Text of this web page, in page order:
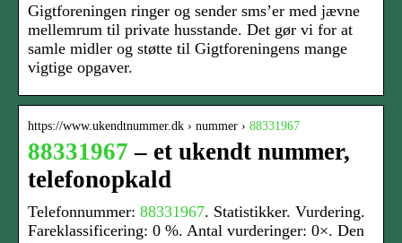
Gigtforeningen ringer og sender sms’er med jævne
mellemrum til private husstande. Det gør vi for at
samle midler og støtte til Gigtforeningens mange
vigtige opgaver.
https://www.ukendtnummer.dk › nummer › 88331967
88331967 – et ukendt nummer,
telefonopkald
Telefonnummer: 88331967. Statistikker. Vurdering.
Fareklassificering: 0 %. Antal vurderinger: 0×. Den